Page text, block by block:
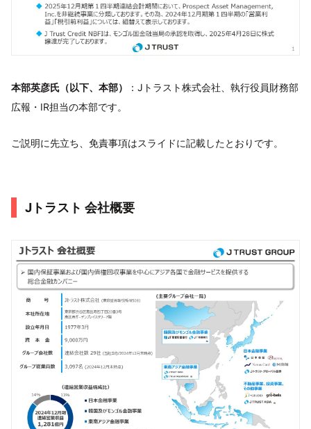
本部英彦氏（以下、本部）
：Jトラスト株式会社、執行役員財務部
広報・IR担当の本部です。
ご説明に先立ち、免責事項はスライドに記載したとおりです。
Jトラスト 会社概要